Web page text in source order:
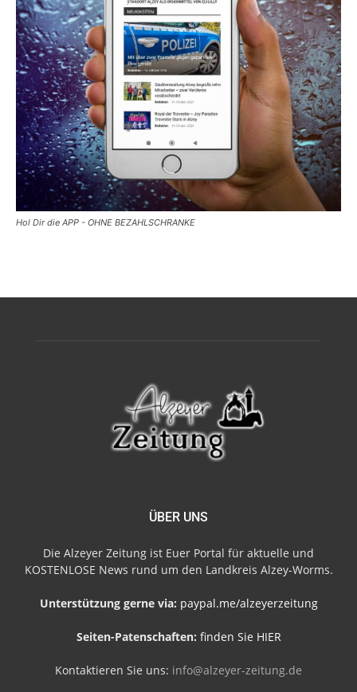
Hol Dir die APP - OHNE BEZAHLSCHRANKE
ÜBER UNS
Die Alzeyer Zeitung ist Euer Portal für aktuelle und
KOSTENLOSE News rund um den Landkreis Alzey-Worms.
Unterstützung gerne via: paypal.me/alzeyerzeitung
Seiten-Patenschaften: finden Sie HIER
Kontaktieren Sie uns: info@alzeyer-zeitung.de